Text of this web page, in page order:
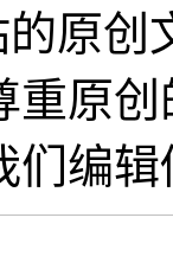
原
重原
们编